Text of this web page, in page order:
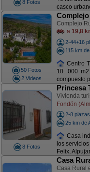
8 Fotos
casco
50 Fotos
2 Videos
Complejo
a 19,8
2-44+16
115 km
Centro
10. 000
compuesto
8 Fotos
Princesa
Vivienda
Fondón
2-8 plazas
25 km de
Casa
los
Felix,
Casa
Casa Rural